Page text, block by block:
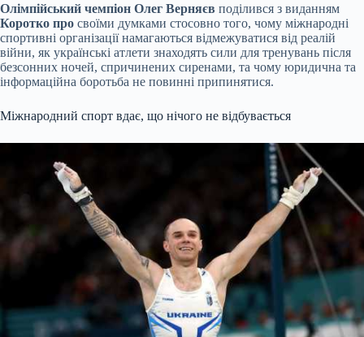
Олімпійський чемпіон Олег Верняєв поділився з виданням
Коротко про своїми думками стосовно того, чому міжнародні
спортивні організації намагаються відмежуватися від реалій
війни, як українські атлети знаходять сили для тренувань після
безсонних ночей, спричинених сиренами, та чому юридична та
інформаційна боротьба не повинні припинятися.
Міжнародний спорт вдає, що нічого не відбувається